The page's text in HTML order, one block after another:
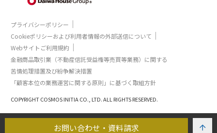
プライバシーポリシー ｜
Cookieポリシーおよび利用者情報の外部送信について ｜
Webサイトご利用規約 ｜
金融商品取引業（不動産信託受益権等売買等業務）に関する
苦情処理措置及び紛争解決措置
「顧客本位の業務運営に関する原則」に基づく取組方針
COPYRIGHT COSMOS INITIA CO., LTD. ALL RIGHTS RESERVED.
お問い合わせ・資料請求